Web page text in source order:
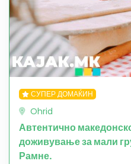
СУПЕР ДОМАЌИН
Ohrid
Автентично
доживување за мали
Рамне.